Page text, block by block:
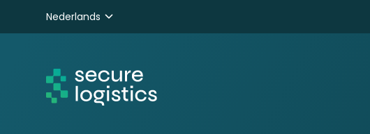
Nederlands
English